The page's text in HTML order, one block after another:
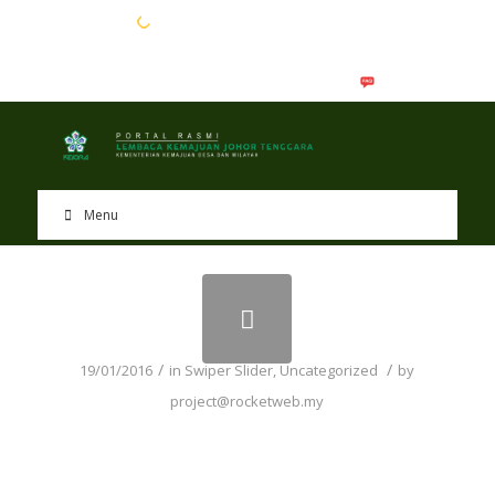
Menu
19/01/2016 / in Swiper Slider,Uncategorized / by
project@rocketweb.my